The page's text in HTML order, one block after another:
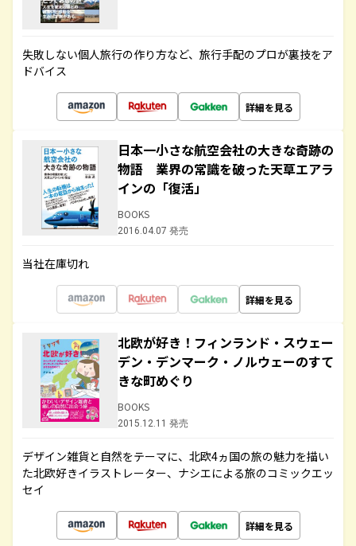
失敗しない個人旅行の作り方など、旅行手配のプロが裏技をア
ドバイス
詳細を見る
日本一小さな航空会社の大きな奇跡の
物語 業界の常識を破った天草エアラ
インの「復活」
BOOKS
2016.04.07 発売
当社在庫切れ
詳細を見る
北欧が好き！フィンランド・スウェー
デン・デンマーク・ノルウェーのすて
きな町めぐり
BOOKS
2015.12.11 発売
デザイン雑貨と自然をテーマに、北欧4ヵ国の旅の魅力を描い
た北欧好きイラストレーター、ナシエによる旅のコミックエッ
セイ
詳細を見る